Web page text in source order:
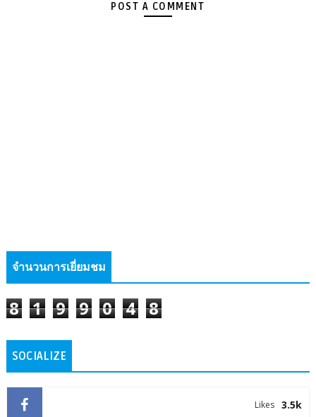
POST A COMMENT
จำนวนการเยี่ยมชม
8 1 9 9 0 4 8
SOCIALIZE
3.5k
Likes